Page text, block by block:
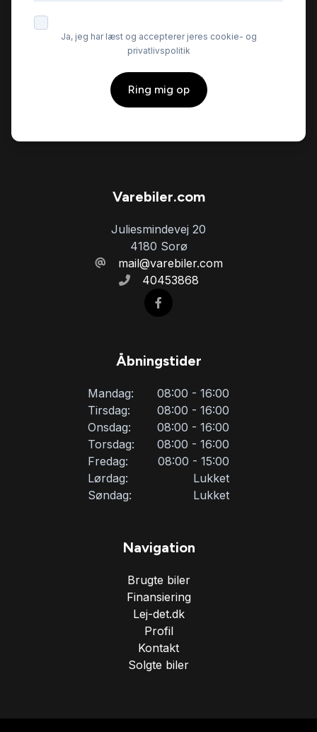
tagræling
USB-A tilslutning
Ja, jeg har læst og accepterer jeres cookie- og
privatlivspolitik
Ring mig op
Varebiler.com
Juliesmindevej 20
4180 Sorø
mail@varebiler.com
40453868
Åbningstider
Mandag:
08:00 - 16:00
Tirsdag:
08:00 - 16:00
Onsdag:
08:00 - 16:00
Torsdag:
08:00 - 16:00
Fredag:
08:00 - 15:00
Lørdag:
Lukket
Søndag:
Lukket
Navigation
Brugte biler
Finansiering
Lej-det.dk
Profil
Kontakt
Solgte biler